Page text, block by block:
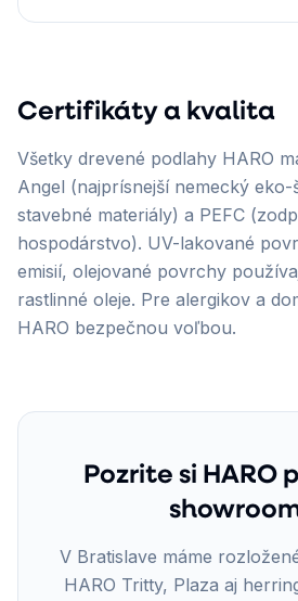
Certifikáty a kvalita
Všetky drevené podlahy HARO
Angel (najprísnejší nemecký eko-
stavebné materiály) a PEFC
hospodárstvo). UV-lakované
emisií, olejované povrchy
rastlinné oleje. Pre alergikov a
HARO bezpečnou voľbou.
Pozrite si HARO
V Bratislave máme
HARO Tritty, Plaza aj